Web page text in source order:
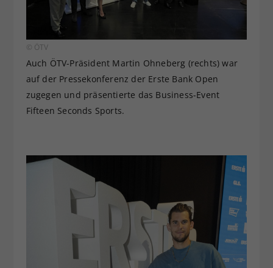
© ÖTV
Auch ÖTV-Präsident Martin Ohneberg (rechts) war
auf der Pressekonferenz der Erste Bank Open
zugegen und präsentierte das Business-Event
Fifteen Seconds Sports.